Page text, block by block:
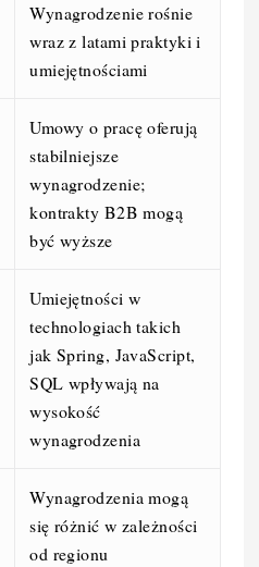
Wynagrodzenie rośnie
wraz z latami praktyki i
umiejętnościami
Umowy o pracę oferują
stabilniejsze
wynagrodzenie;
kontrakty B2B mogą
być wyższe
Umiejętności w
technologiach takich
jak Spring, JavaScript,
SQL wpływają na
wysokość
wynagrodzenia
Wynagrodzenia mogą
się różnić w zależności
od regionu